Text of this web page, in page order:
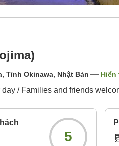
Tỉnh Okinawa, Nhật Bản Hiển
day / Families and friends
5